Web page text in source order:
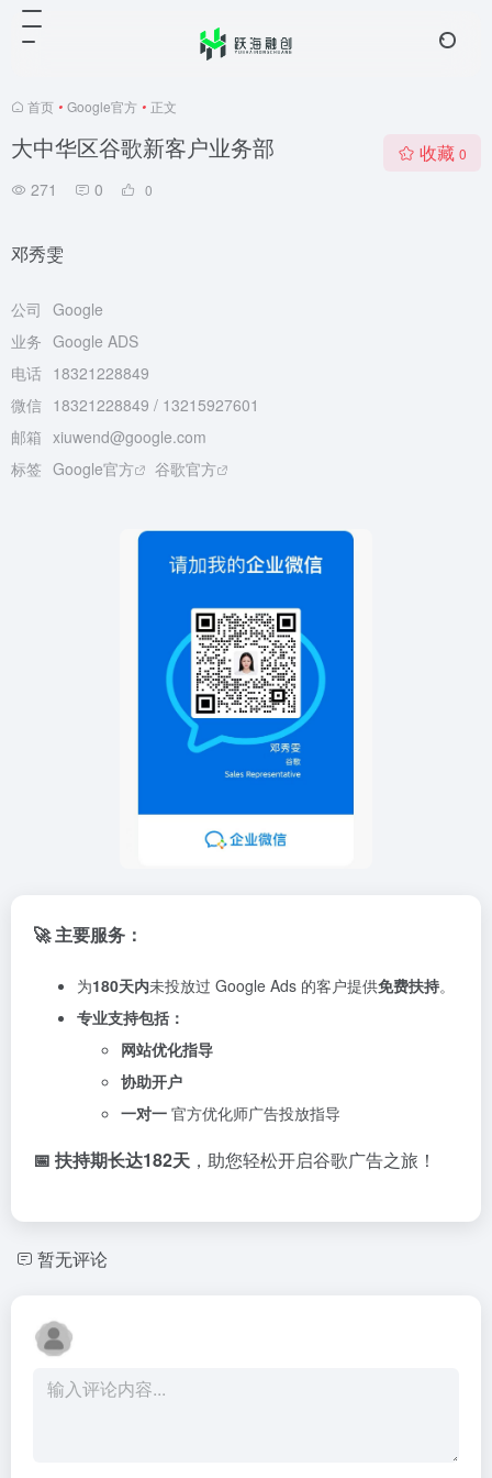
首页 • Google官方 • 正文
大中华区谷歌新客户业务部
271 0 0
收藏 0
邓秀雯
公司 Google
业务 Google ADS
电话 18321228849
微信 18321228849 / 13215927601
邮箱 xiuwend@google.com
标签 Google官方 谷歌官方
🚀 主要服务：
为180天内未投放过 Google Ads 的客户提供免费扶持。
专业支持包括：
网站优化指导
协助开户
一对一 官方优化师广告投放指导
📅 扶持期长达182天 ，助您轻松开启谷歌广告之旅！
暂无评论